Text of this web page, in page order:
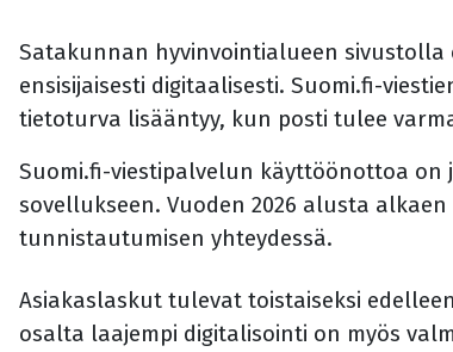
Satakunnan hyvinvointialueen
ensisijaisesti digitaalisesti. Suomi.fi-
tietoturva lisääntyy, kun posti tulee
Suomi.fi-viestipalvelun käyttöönottoa
sovellukseen. Vuoden 2026 alusta
tunnistautumisen yhteydessä.
Asiakaslaskut tulevat toistaiseksi
osalta laajempi digitalisointi on myös